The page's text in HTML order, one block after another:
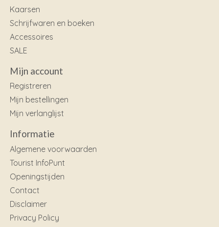
Kaarsen
Schrijfwaren en boeken
Accessoires
SALE
Mijn account
Registreren
Mijn bestellingen
Mijn verlanglijst
Informatie
Algemene voorwaarden
Tourist InfoPunt
Openingstijden
Contact
Disclaimer
Privacy Policy